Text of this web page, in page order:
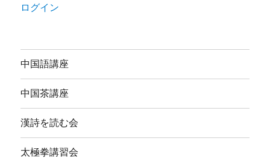
ログイン
中国語講座
中国茶講座
漢詩を読む会
太極拳講習会